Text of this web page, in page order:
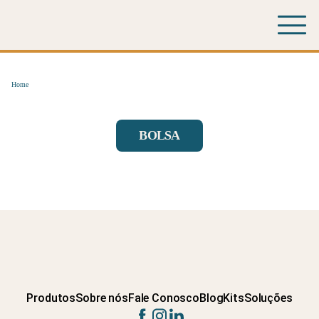
Home
BOLSA
ProdutosSobre nósFale ConoscoBlogKitsSoluções